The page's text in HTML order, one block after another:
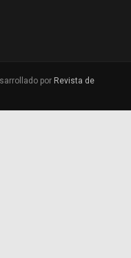
por Revista de